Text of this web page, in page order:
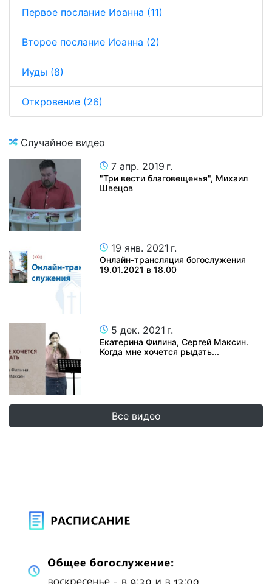
Первое послание Иоанна (11)
Второе послание Иоанна (2)
Иуды (8)
Откровение (26)
Случайное видео
7 апр. 2019 г.
"Три вести благовещенья", Михаил
Швецов
19 янв. 2021 г.
Онлайн-трансляция богослужения
19.01.2021 в 18.00
5 дек. 2021 г.
Екатерина Филина, Сергей Максин.
Когда мне хочется рыдать...
Все видео